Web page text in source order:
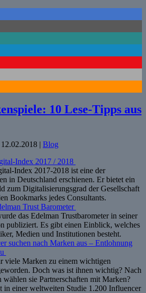
10 Lese-Tipps aus
12.02.2018 | Blog
Index 2017 / 2018
Index 2017-2018 ist eine der
in Deutschland erschienen. Er bietet ein
zum Digitalisierungsgrad der Gesellschaft
Bookmarks jedes Consultants.
Trust Barometer
das Edelman Trustbarometer in seiner
publiziert. Es gibt einen Einblick, welches
Medien und Institutionen besteht.
suchen nach Marken aus – Entlohnung
viele Marken zu einem wichtigen
Doch was ist ihnen wichtig? Nach
sie Partnerschaften mit Marken?
in einer weltweiten Studie 1.200 Influencer